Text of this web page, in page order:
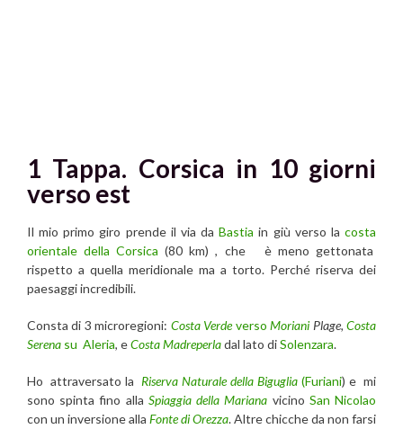
1 Tappa. Corsica in 10 giorni
verso est
Il mio primo giro prende il via daBastia in giù verso lacosta
orientale della Corsica (80 km) , che è meno gettonata
rispetto a quella meridionale ma a torto. Perché riserva dei
paesaggi incredibili.
Consta di 3 microregioni: Costa Verdeverso Moriani Plage,Costa
Serena su Aleria, eCosta Madreperladal lato diSolenzara.
Ho attraversato la Riserva Naturale della Biguglia (Furiani) e mi
sono spinta fino alla Spiaggia della Mariana vicino San Nicolao
con un inversione alla Fonte di Orezza. Altre chicche da non farsi